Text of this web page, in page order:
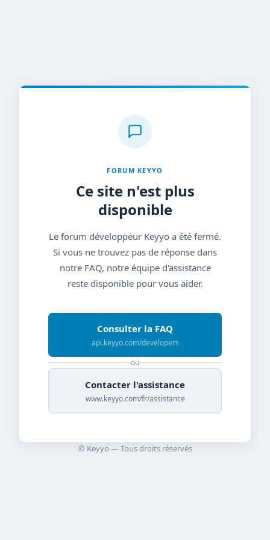
FORUM KEYYO
Ce site n'est plus
disponible
Le forum développeur Keyyo a été fermé.
Si vous ne trouvez pas de réponse dans
notre FAQ, notre équipe d'assistance
reste disponible pour vous aider.
Consulter la FAQ
api.keyyo.com/developers
ou
Contacter l'assistance
www.keyyo.com/fr/assistance
© Keyyo — Tous droits réservés